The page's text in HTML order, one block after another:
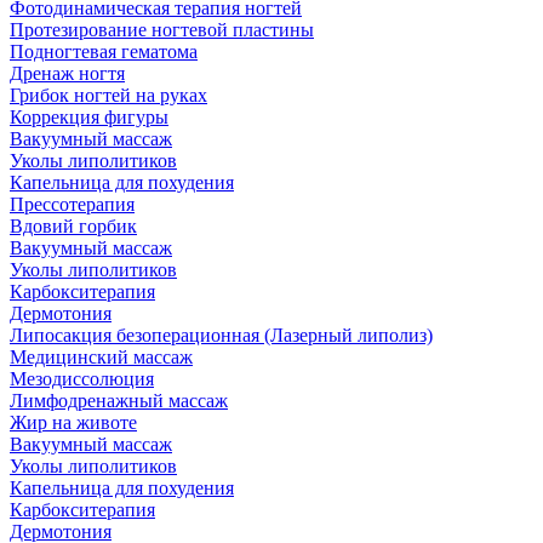
Фотодинамическая терапия ногтей
Протезирование ногтевой пластины
Подногтевая гематома
Дренаж ногтя
Грибок ногтей на руках
Коррекция фигуры
Вакуумный массаж
Уколы липолитиков
Капельница для похудения
Прессотерапия
Вдовий горбик
Вакуумный массаж
Уколы липолитиков
Карбокситерапия
Дермотония
Липосакция безоперационная (Лазерный липолиз)
Медицинский массаж
Мезодиссолюция
Лимфодренажный массаж
Жир на животе
Вакуумный массаж
Уколы липолитиков
Капельница для похудения
Карбокситерапия
Дермотония